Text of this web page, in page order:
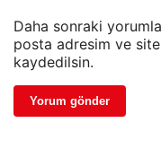
Daha sonraki
posta adresim ve
kaydedilsin.